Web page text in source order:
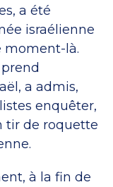
a été
israélienne
moment-là.
a admis,
enquêter,
tir de roquette
à la fin de